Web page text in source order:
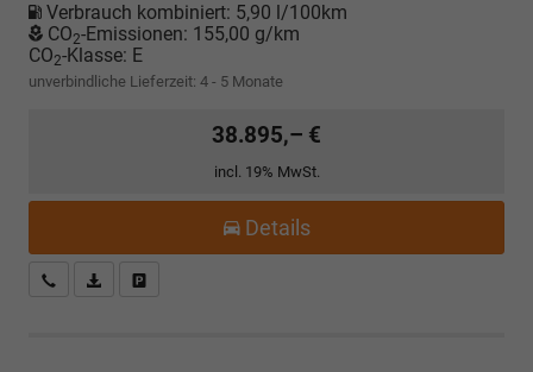
Verbrauch kombiniert: 5,90 l/100km
CO2-Emissionen: 155,00 g/km
CO2-Klasse: E
unverbindliche Lieferzeit: 4 - 5 Monate
38.895,– €
incl. 19% MwSt.
Details
Kostenloser Rückruf-Service
PDF-Datei, Fahrzeugexposé drucken